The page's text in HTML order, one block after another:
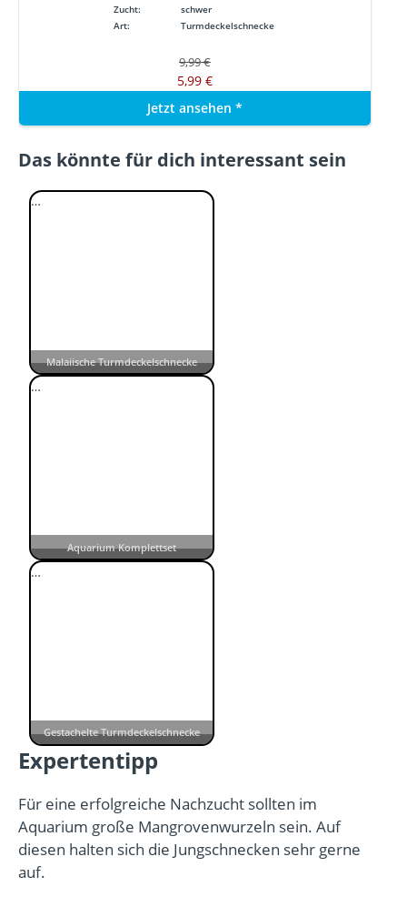
Zucht:
schwer
Art:
Turmdeckelschnecke
9,99 €
5,99 €
Jetzt ansehen *
Das könnte für dich interessant sein
Malaiische Turmdeckelschnecke
…
Aquarium Komplettset
…
Gestachelte Turmdeckelschnecke
…
Expertentipp
Für eine erfolgreiche Nachzucht sollten im
Aquarium große Mangrovenwurzeln sein. Auf
diesen halten sich die Jungschnecken sehr gerne
auf.